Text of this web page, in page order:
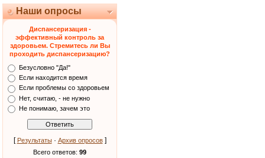
Наши опросы
Диспансеризация -
эффективный контроль за
здоровьем. Стремитесь ли Вы
проходить диспансеризацию?
Безусловно "Да!"
Если находится время
Если проблемы со здоровьем
Нет, считаю, - не нужно
Не понимаю, зачем это
[ Результаты· Архив опросов]
Всего ответов: 99